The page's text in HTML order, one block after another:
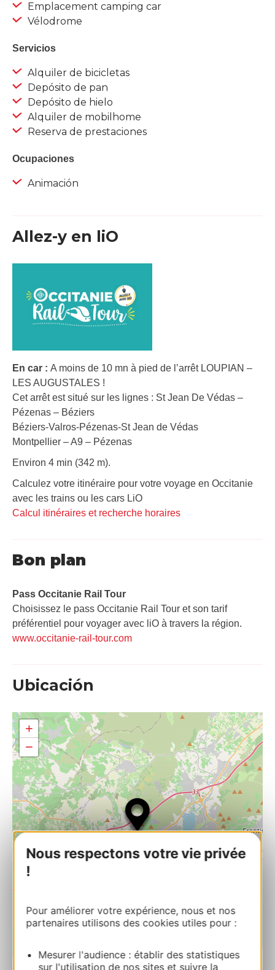
Nous respectons votre vie privée
!
Pour améliorer votre expérience, nous et nos
partenaires utilisons des cookies utiles pour :
Mesurer l'audience : établir des statistiques
sur l'utilisation de nos sites et suivre la
Emplacement camping car
Vélodrome
Servicios
Alquiler de bicicletas
Depósito de pan
Depósito de hielo
Alquiler de mobilhome
Reserva de prestaciones
Ocupaciones
Animación
Allez-y en liO
En car : A moins de 10 mn à pied de l’arrêt LOUPIAN –
LES AUGUSTALES !
Cet arrêt est situé sur les lignes : St Jean De Védas –
Pézenas – Béziers
Béziers-Valros-Pézenas-St Jean de Védas
Montpellier – A9 – Pézenas
Environ 4 min (342 m).
Calculez votre itinéraire pour votre voyage en Occitanie
avec les trains ou les cars LiO
Calcul itinéraires et recherche horaires
Bon plan
Pass Occitanie Rail Tour​
Choisissez le pass Occitanie Rail Tour et son tarif
préférentiel pour voyager avec liO à travers la région.
www.occitanie-rail-tour.com
Ubicación
+
−
Leaflet | Map data ©OpenStreetMap contributors